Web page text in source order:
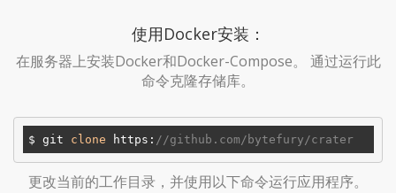
使用Docker安装：
在服务器上安装Docker和Docker-Compose。 通过运行此
命令克隆存储库。
$ git clone https: //github.com/bytefury/crater
更改当前的工作目录，并使用以下命令运行应用程序。